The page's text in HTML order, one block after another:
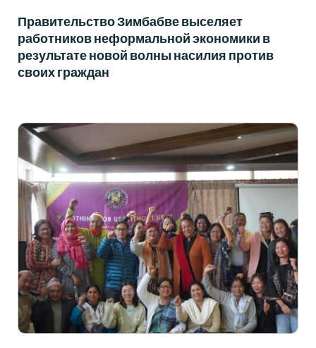
Правительство Зимбабве выселяет
работников неформальной экономики в
результате новой волны насилия против
своих граждан